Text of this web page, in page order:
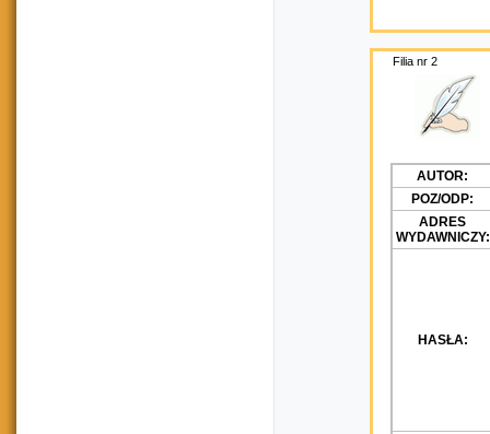
Filia nr 2
AUTOR:
POZ/ODP:
ADRES
WYDAWNICZY:
HASŁA: